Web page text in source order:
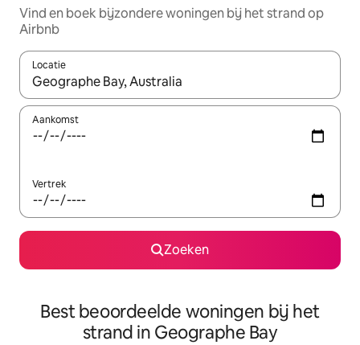
Vind en boek bijzondere woningen bij het strand op
Airbnb
Locatie
Wanneer er suggesties beschikbaar zijn, maak je een keuze
Aankomst
Vertrek
Zoeken
Best beoordeelde woningen bij het
strand in Geographe Bay